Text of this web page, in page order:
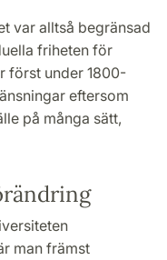
var alltså begränsad
friheten för
först under 1800-
eftersom
på många sätt,
man främst